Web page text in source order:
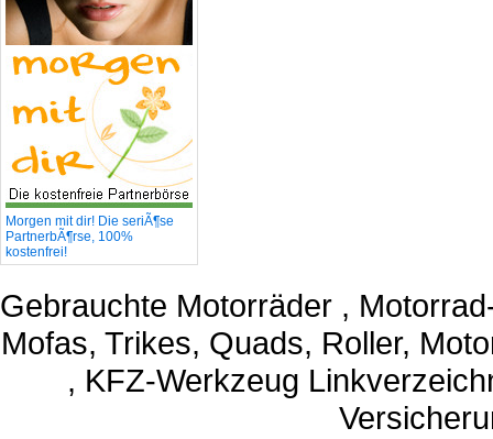
Morgen mit dir! Die seriÃ¶se
PartnerbÃ¶rse, 100%
kostenfrei!
Gebrauchte Motorräder ,
Mofas, Trikes, Quads, Roller,
, KFZ-Werkzeug